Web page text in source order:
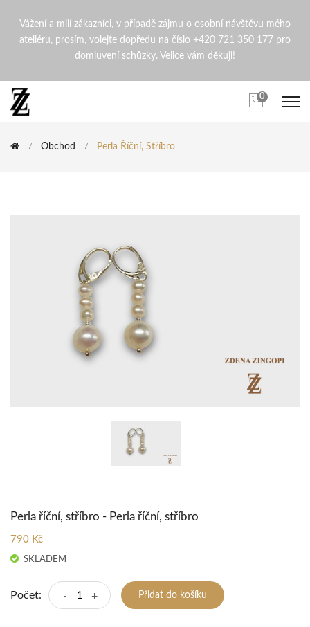
Perla říční, stříbro |
Vážení a milí zákazníci, v případě zájmu o osobní návštěvu mého
ateliéru, prosím, volejte dopředu na číslo +420 721 350 177 pro
domluvení schůzky. Velice vám děkuji!
0
Obchod Perla Říční, Stříbro
Perla říční, stříbro - Perla říční, stříbro
790 Kč
SKLADEM
Počet: - + Přidat do košíku